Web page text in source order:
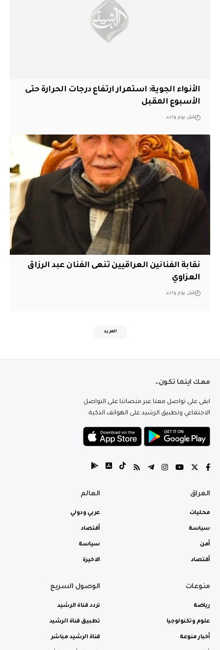
الأنواء الجوية: استمرار ارتفاع درجات الحرارة حتى
الأسبوع المقبل
قبل يوم واحد
نقابة الفنانين العراقيين تنعى الفنان عبد الرزاق
العزاوي
قبل يوم واحد
المزيد
معك اينما تكون..
ابقى على تواصل معنا عبر منصاتنا على التواصل
الاجتماعي وتطبيق الرشيد على الهواتف الذكية.
العراق
محليات
سياسة
أمن
أقتصاد
العالم
عربي ودولي
أقتصاد
سياسة
الاخيرة
منوعات
رياضة
علوم وتكنولوجيا
أخبار منوعة
الوصول السريع
تردد قناة الرشيد
تطبيق قناة الرشيد
قناة الرشيد مباشر